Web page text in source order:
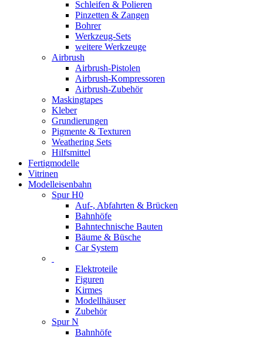
Schleifen & Polieren
Pinzetten & Zangen
Bohrer
Werkzeug-Sets
weitere Werkzeuge
Airbrush
Airbrush-Pistolen
Airbrush-Kompressoren
Airbrush-Zubehör
Maskingtapes
Kleber
Grundierungen
Pigmente & Texturen
Weathering Sets
Hilfsmittel
Fertigmodelle
Vitrinen
Modelleisenbahn
Spur H0
Auf-, Abfahrten & Brücken
Bahnhöfe
Bahntechnische Bauten
Bäume & Büsche
Car System
Elektroteile
Figuren
Kirmes
Modellhäuser
Zubehör
Spur N
Bahnhöfe